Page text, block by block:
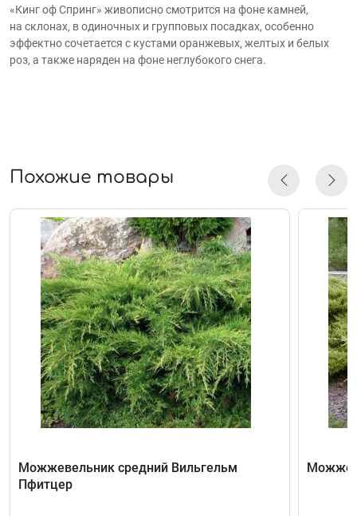
«Кинг оф Спринг» живописно смотрится на фоне камней,
на склонах, в одиночных и групповых посадках, особенно
эффектно сочетается с кустами оранжевых, желтых и белых
роз, а также наряден на фоне неглубокого снега.
Похожие товары
Можжевельник средний Вильгельм
Пфитцер